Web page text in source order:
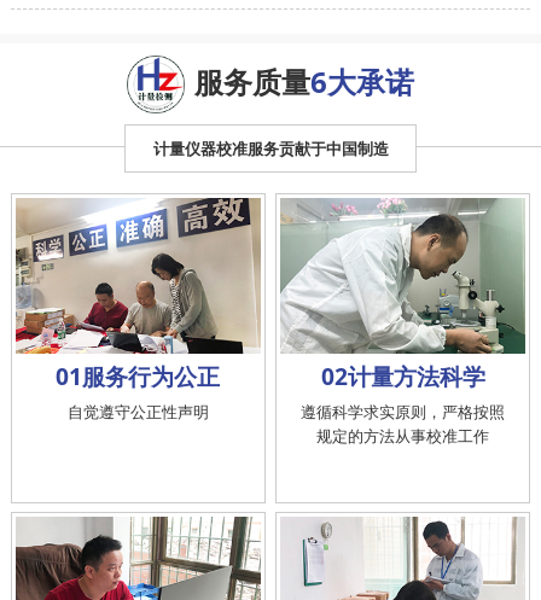
服务质量6大承诺
计量仪器校准服务贡献于中国制造
01服务行为公正
自觉遵守公正性声明
02计量方法科学
遵循科学求实原则，严格按照
规定的方法从事校准工作